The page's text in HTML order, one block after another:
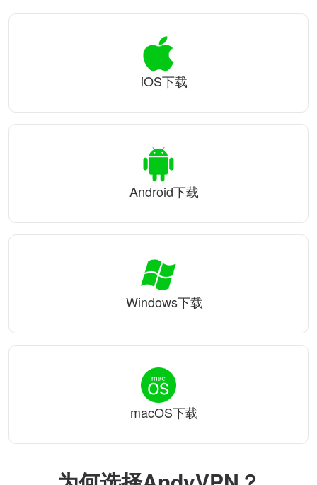
iOS下载
Android下载
Windows下载
macOS下载